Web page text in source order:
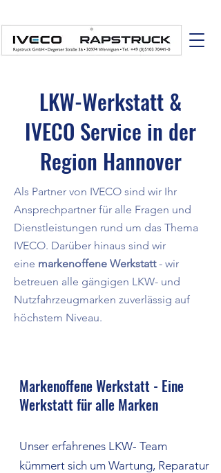
LKW-Werkstatt &
IVECO Service in der
Region Hannover
Als Partner von IVECO sind wir Ihr
Ansprechpartner für alle Fragen und
Dienstleistungen rund um das Thema
IVECO. Darüber hinaus sind wir
eine markenoffene Werkstatt- wir
betreuen alle gängigen LKW- und
Nutzfahrzeugmarken zuverlässig auf
höchstem Niveau.
Markenoffene Werkstatt - Eine
Werkstatt für alle Marken
Unser erfahrenes LKW- Team
kümmert sich um Wartung, Reparatur